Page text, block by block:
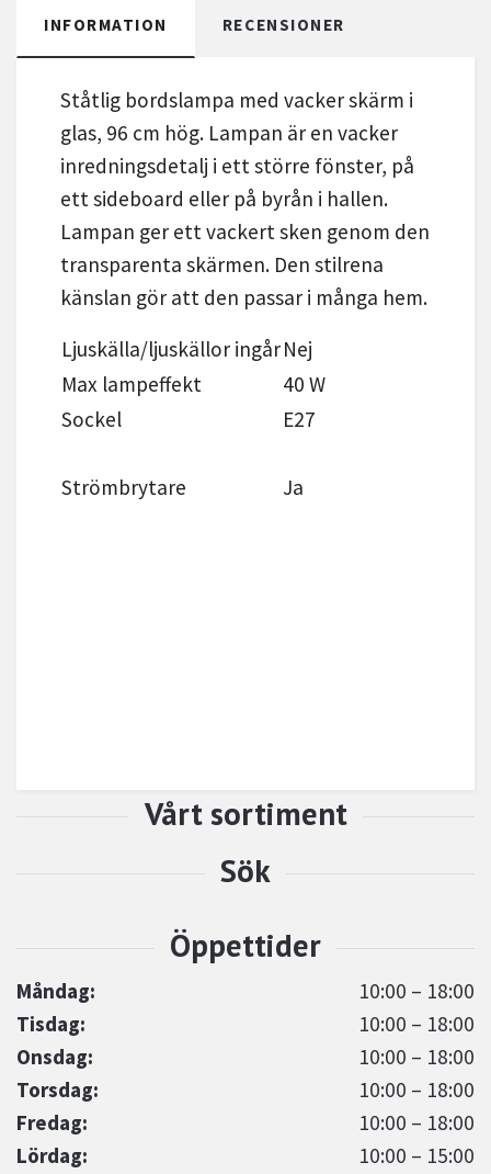
Måndag:
10:00 – 18:00
Tisdag:
10:00 – 18:00
Onsdag:
10:00 – 18:00
Torsdag:
10:00 – 18:00
Fredag:
10:00 – 18:00
Lördag:
10:00 – 15:00
INFORMATION RECENSIONER
Ståtlig bordslampa med vacker skärm i
glas, 96 cm hög. Lampan är en vacker
inredningsdetalj i ett större fönster, på
ett sideboard eller på byrån i hallen.
Lampan ger ett vackert sken genom den
transparenta skärmen. Den stilrena
känslan gör att den passar i många hem.
Ljuskälla/ljuskällor ingårNej
Max lampeffekt
40 W
Sockel
E27
Strömbrytare Ja